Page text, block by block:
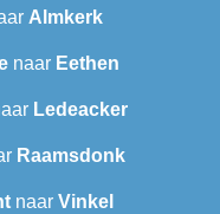
Almkerk
naar Eethen
Ledeacker
Raamsdonk
naar Vinkel